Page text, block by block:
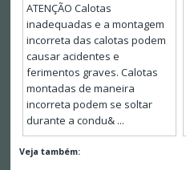
ATENÇÃO Calotas
inadequadas e a montagem
incorreta das calotas podem
causar acidentes e
ferimentos graves. Calotas
montadas de maneira
incorreta podem se soltar
durante a condu& ...
Veja também: